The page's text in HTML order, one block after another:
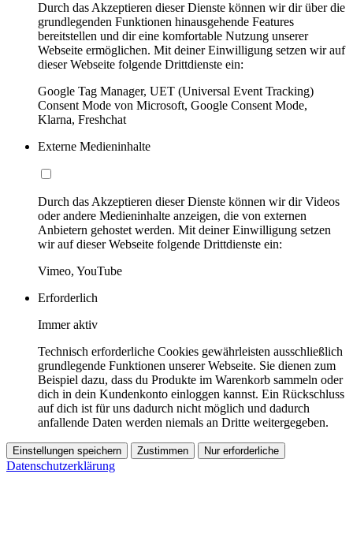
Durch das Akzeptieren dieser Dienste können wir dir über die
grundlegenden Funktionen hinausgehende Features
bereitstellen und dir eine komfortable Nutzung unserer
Webseite ermöglichen. Mit deiner Einwilligung setzen wir auf
dieser Webseite folgende Drittdienste ein:
Google Tag Manager, UET (Universal Event Tracking)
Consent Mode von Microsoft, Google Consent Mode,
Klarna, Freshchat
Externe Medieninhalte
Durch das Akzeptieren dieser Dienste können wir dir Videos
oder andere Medieninhalte anzeigen, die von externen
Anbietern gehostet werden. Mit deiner Einwilligung setzen
wir auf dieser Webseite folgende Drittdienste ein:
Vimeo, YouTube
Erforderlich
Immer aktiv
Technisch erforderliche Cookies gewährleisten ausschließlich
grundlegende Funktionen unserer Webseite. Sie dienen zum
Beispiel dazu, dass du Produkte im Warenkorb sammeln oder
dich in dein Kundenkonto einloggen kannst. Ein Rückschluss
auf dich ist für uns dadurch nicht möglich und dadurch
anfallende Daten werden niemals an Dritte weitergegeben.
Einstellungen speichern Zustimmen Nur erforderliche
Datenschutzerklärung